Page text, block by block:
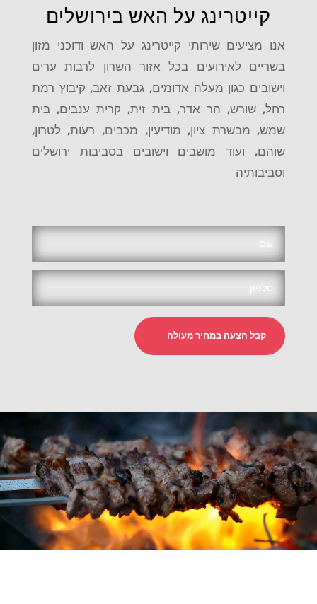
קייטרינג על האש בירושלים
אנו מציעים שירותי קייטרינג על האש ודוכני מזון
בשריים לאירועים בכל אזור השרון לרבות ערים
וישובים כגון מעלה אדומים, גבעת זאב, קיבוץ רמת
רחל, שורש, הר אדר, בית זית, קרית ענבים, בית
שמש, מבשרת ציון, מודיעין, מכבים, רעות, לטרון,
שוהם, ועוד מושבים וישובים בסביבות ירושלים
וסביבותיה
קבל הצעה במחיר מעולה